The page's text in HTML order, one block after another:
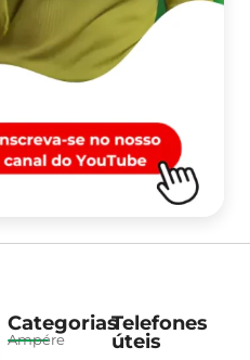
Categorias
Ampére
Telefones
úteis